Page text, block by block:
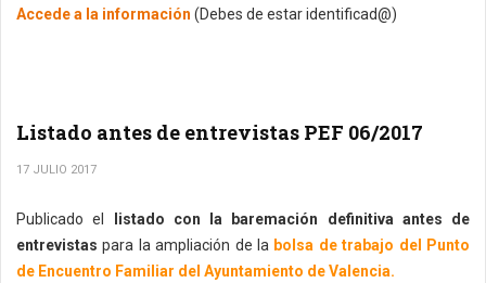
Accede a la información (Debes de estar identificad@)
Listado antes de entrevistas PEF 06/2017
17 JULIO 2017
Publicado el
listado con la baremación definitiva antes de
entrevistaspara la ampliación de la bolsa de trabajo del Punto
de Encuentro Familiar del Ayuntamiento de Valencia.